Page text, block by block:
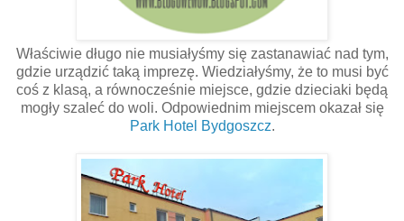
Właściwie długo nie musiałyśmy się zastanawiać nad tym,
gdzie urządzić taką imprezę. Wiedziałyśmy, że to musi być
coś z klasą, a równocześnie miejsce, gdzie dzieciaki będą
mogły szaleć do woli. Odpowiednim miejscem okazał się
Park Hotel Bydgoszcz.